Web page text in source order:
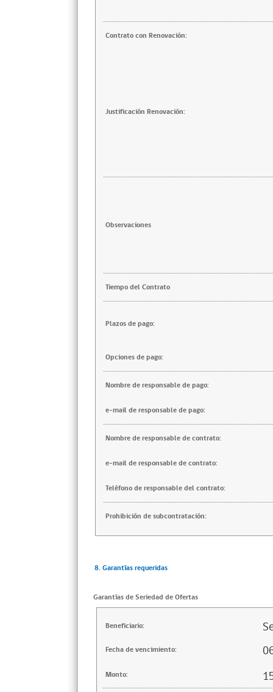
Contrato con Renovación:
Justificación Renovación:
Observaciones
Tiempo del Contrato
Plazos de pago:
Opciones de pago:
Nombre de responsable de pago:
e-mail de responsable de pago:
Nombre de responsable de contrato:
e-mail de responsable de contrato:
Teléfono de responsable del contrato:
Prohibición de subcontratación:
8. Garantías requeridas
Garantías de Seriedad de Ofertas
Beneficiario:
Fecha de vencimiento:
Monto: